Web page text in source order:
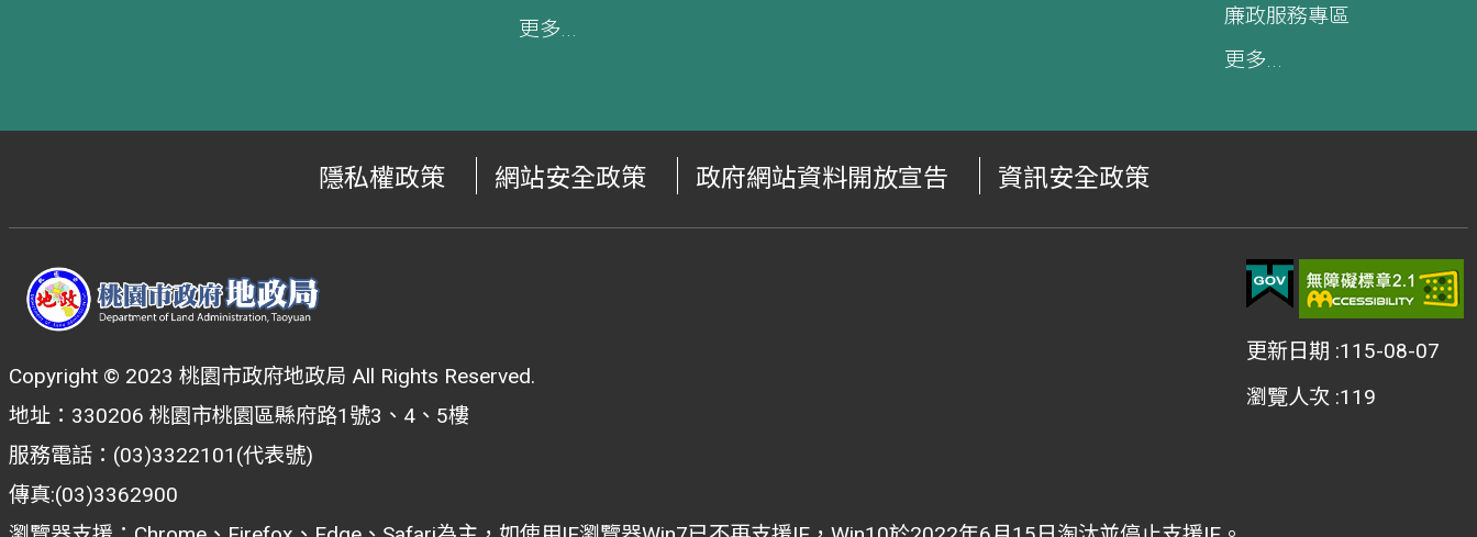
更多...
廉政服務專區
更多...
隱私權政策 網站安全政策 政府網站資料開放宣告 資訊安全政策
Copyright © 2023 桃園市政府地政局 All Rights Reserved.
地址：330206 桃園市桃園區縣府路1號3、4、5樓
服務電話：(03)3322101(代表號)
傳真:(03)3362900
更新日期 115-08-07
瀏覽人次 119